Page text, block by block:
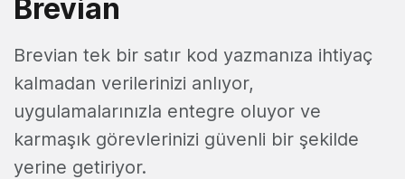
Brevian
Brevian tek bir satır kod yazmanıza ihtiyaç
kalmadan verilerinizi anlıyor,
uygulamalarınızla entegre oluyor ve
karmaşık görevlerinizi güvenli bir şekilde
yerine getiriyor.